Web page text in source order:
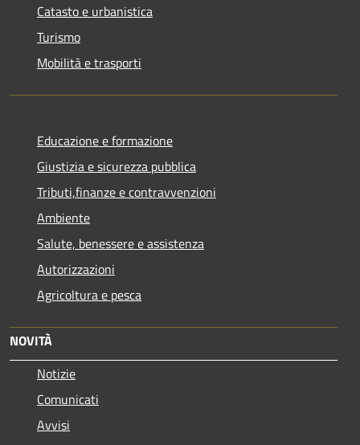
Catasto e urbanistica
Turismo
Mobilità e trasporti
Educazione e formazione
Giustizia e sicurezza pubblica
Tributi,finanze e contravvenzioni
Ambiente
Salute, benessere e assistenza
Autorizzazioni
Agricoltura e pesca
NOVITÀ
Notizie
Comunicati
Avvisi